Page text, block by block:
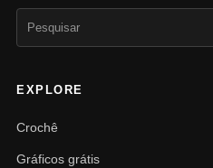
EXPLORE
Crochê
Gráficos grátis